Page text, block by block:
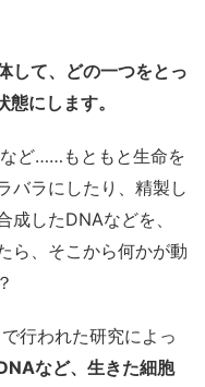
して、どの一つをとっ
にします。
ど……もともと生命を
バラにしたり、精製し
成したDNAなどを、
ら、そこから何かが動
行われた研究によっ
など、生きた細胞